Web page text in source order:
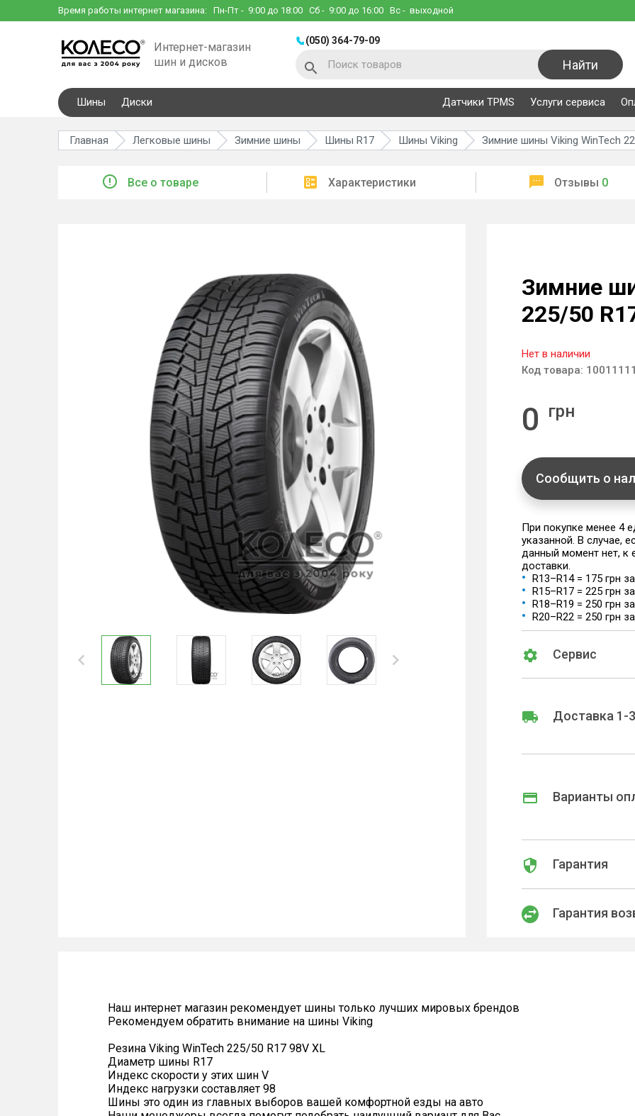
Время работы интернет магазина: Пн-Пт - 9:00 до 18:00 Сб - 9:00 до 16:00 Вс - выходной
Интернет-магазин
шин и дисков
(050) 364-79-09
Найти
Шины Диски Датчики TPMS Услуги сервиса
Главная Легковые шины Зимние шины Шины R17 Шины Viking Зимние шины Viking WinTech
Все о товаре Характеристики Отзывы 0
Зимние
225/50
Нет в наличии
Код товара:
0 грн
Сообщить о
При покупке менее 4
указанной. В случае,
данный момент нет, к
доставки.
R13–R14 = 175 грн
R15–R17 = 225 грн
R18–R19 = 250 грн
R20–R22 = 250 грн
Сервис
Доставка 1-
Варианты
Гарантия
Гарантия
Наш интернет магазин рекомендует шины только лучших мировых брендов
Рекомендуем обратить внимание на шины Viking
Резина Viking WinTech 225/50 R17 98V XL
Диаметр шины R17
Индекс скорости у этих шин V
Индекс нагрузки составляет 98
Шины это один из главных выборов вашей комфортной езды на авто